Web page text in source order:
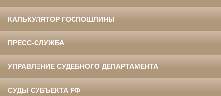
КАЛЬКУЛЯТОР ГОСПОШЛИНЫ
ПРЕСС-СЛУЖБА
УПРАВЛЕНИЕ СУДЕБНОГО ДЕПАРТАМЕНТА
СУДЫ СУБЪЕКТА РФ